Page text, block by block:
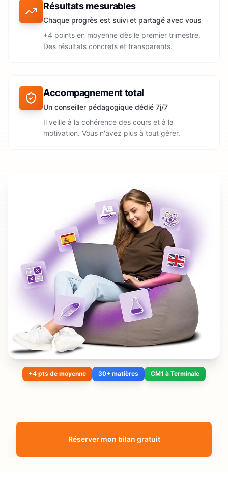
Résultats mesurables
Chaque progrès est suivi et partagé avec vous
+4 points en moyenne dès le premier trimestre.
Des résultats concrets et transparents.
Accompagnement total
Un conseiller pédagogique dédié 7j/7
Il veille à la cohérence des cours et à la
motivation. Vous n'avez plus à tout gérer.
+4 pts de moyenne 30+ matières CM1 à Terminale
Réserver mon bilan gratuit